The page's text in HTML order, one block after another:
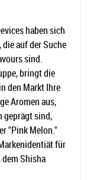
haben sich
auf der Suche
sind.
bringt die
den Markt Ihre
Aromen aus,
geprägt sind,
"Pink Melon."
für
Shisha